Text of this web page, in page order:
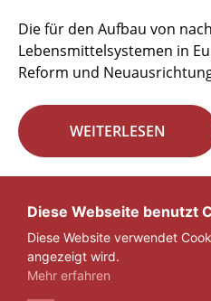
Die für den Aufbau von
Lebensmittelsystemen in
Reform und
WEITERLESEN
« 1 ... 27 28 29
Diese Webseite benutzt
Diese Website verwendet
angezeigt wird.
Mehr erfahren